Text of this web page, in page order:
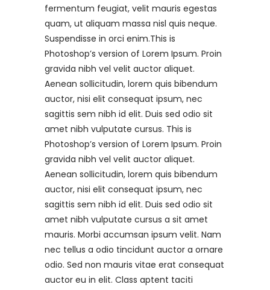
fermentum feugiat, velit mauris egestas
quam, ut aliquam massa nisl quis neque.
Suspendisse in orci enim.This is
Photoshop’s version of Lorem Ipsum. Proin
gravida nibh vel velit auctor aliquet.
Aenean sollicitudin, lorem quis bibendum
auctor, nisi elit consequat ipsum, nec
sagittis sem nibh id elit. Duis sed odio sit
amet nibh vulputate cursus. This is
Photoshop’s version of Lorem Ipsum. Proin
gravida nibh vel velit auctor aliquet.
Aenean sollicitudin, lorem quis bibendum
auctor, nisi elit consequat ipsum, nec
sagittis sem nibh id elit. Duis sed odio sit
amet nibh vulputate cursus a sit amet
mauris. Morbi accumsan ipsum velit. Nam
nec tellus a odio tincidunt auctor a ornare
odio. Sed non mauris vitae erat consequat
auctor eu in elit. Class aptent taciti